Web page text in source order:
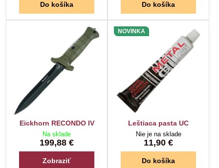
Do košíka Do košíka
Eickhorn RECONDO IV
Na sklade
199,88 €
Zobraziť
NOVINKA
Leštiaca pasta UC
Nie je na sklade
11,90 €
Do košíka